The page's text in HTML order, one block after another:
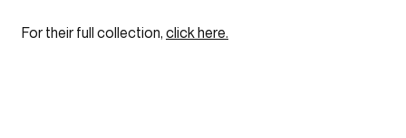
For their full collection, click here.